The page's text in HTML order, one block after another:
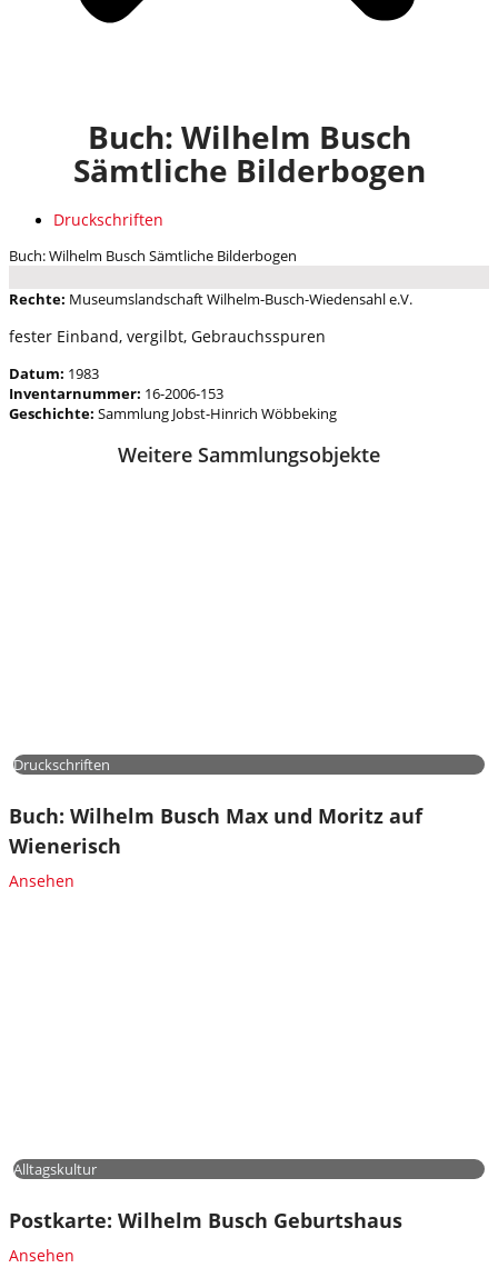
Buch: Wilhelm Busch
Sämtliche Bilderbogen
Druckschriften
Buch: Wilhelm Busch Sämtliche Bilderbogen
Rechte: Museumslandschaft Wilhelm-Busch-Wiedensahl e.V.
fester Einband, vergilbt, Gebrauchsspuren
Datum: 1983
Inventarnummer: 16-2006-153
Geschichte: Sammlung Jobst-Hinrich Wöbbeking
Weitere Sammlungsobjekte
Druckschriften
Buch: Wilhelm Busch Max und Moritz auf
Wienerisch
Ansehen
Alltagskultur
Postkarte: Wilhelm Busch Geburtshaus
Ansehen